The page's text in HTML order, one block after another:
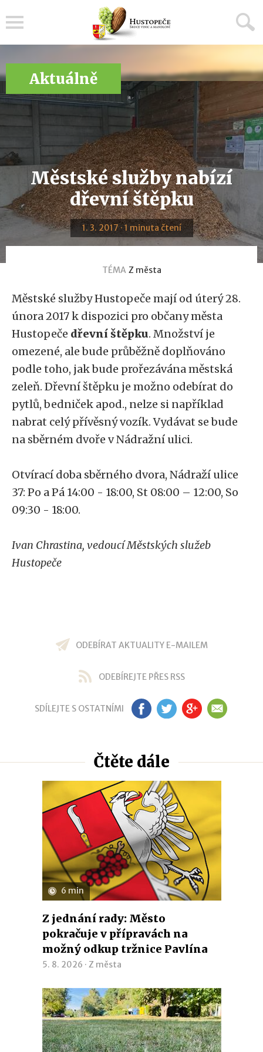
Aktuálně
Městské služby nabízí
dřevní štěpku
1. 3. 2017 · 1 minuta čtení
TÉMA Z města
Městské služby Hustopeče mají od úterý 28.
února 2017 k dispozici pro občany města
Hustopeče dřevní štěpku. Množství je
omezené, ale bude průběžně doplňováno
podle toho, jak bude prořezávána městská
zeleň. Dřevní štěpku je možno odebírat do
pytlů, bedniček apod., nelze si například
nabrat celý přívěsný vozík. Vydávat se bude
na sběrném dvoře v Nádražní ulici.
Otvírací doba sběrného dvora, Nádraží ulice
37: Po a Pá 14:00 - 18:00, St 08:00 – 12:00, So
09:30 - 18:00.
Ivan Chrastina, vedoucí Městských služeb
Hustopeče
ODEBÍRAT AKTUALITY E-MAILEM
ODEBÍREJTE PŘES RSS
SDÍLEJTE S OSTATNÍMI FB TW GP EM
Čtěte dále
6 min
Z jednání rady: Město
pokračuje v přípravách na
možný odkup tržnice Pavlína
5. 8. 2026 · Z města